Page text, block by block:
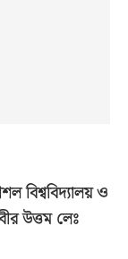
বিশ্ববিদ্যালয় ও
উত্তম লেঃ